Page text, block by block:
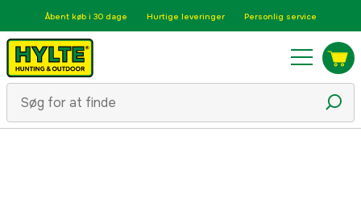
Åbent køb i 30 dage Hurtige leveringer Personlig service